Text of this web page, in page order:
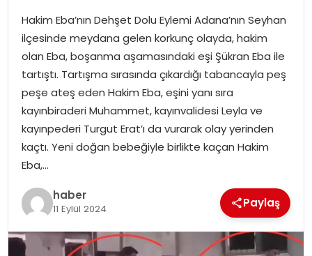
YAŞAM
MAGAZIN
SAĞLIK
SOSYAL HABER
Hakim Eba’nın Dehşet Dolu Eylemi Adana’nın Seyhan
ilçesinde meydana gelen korkunç olayda, hakim
olan Eba, boşanma aşamasındaki eşi Şükran Eba ile
tartıştı. Tartışma sırasında çıkardığı tabancayla peş
peşe ateş eden Hakim Eba, eşini yanı sıra
kayınbiraderi Muhammet, kayınvalidesi Leyla ve
kayınpederi Turgut Erat’ı da vurarak olay yerinden
kaçtı. Yeni doğan bebeğiyle birlikte kaçan Hakim
Eba,…
haber
11 Eylül 2024 Paylaş